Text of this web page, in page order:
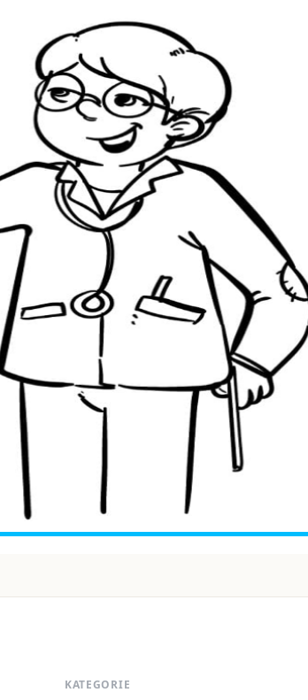
KATEGORIE